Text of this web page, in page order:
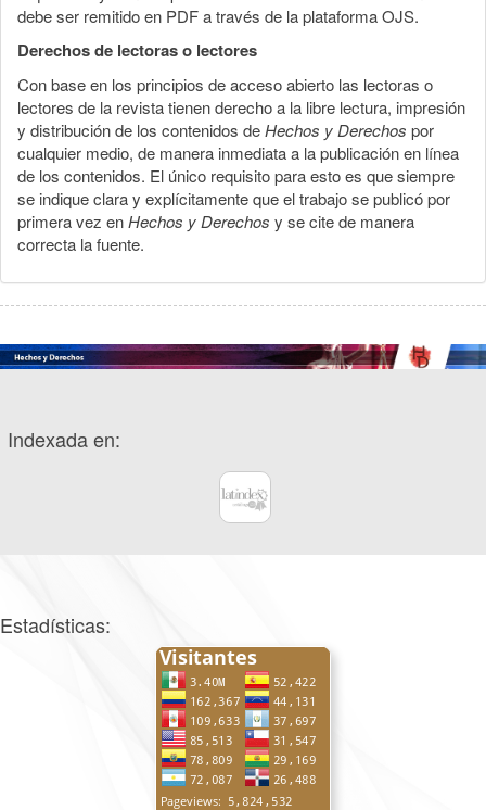
debe ser remitido en PDF a través de la plataforma OJS.
Derechos de lectoras o lectores
Con base en los principios de acceso abierto las lectoras o
lectores de la revista tienen derecho a la libre lectura, impresión
y distribución de los contenidos deHechos y Derechos por
cualquier medio, de manera inmediata a la publicación en línea
de los contenidos. El único requisito para esto es que siempre
se indique clara y explícitamente que el trabajo se publicó por
primera vez enHechos y Derechos y se cite de manera
correcta la fuente.
Indexada en:
Estadísticas: